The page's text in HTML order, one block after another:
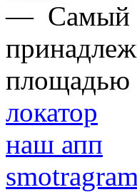
— Самый
площадью
локатор
наш апп
smotragram